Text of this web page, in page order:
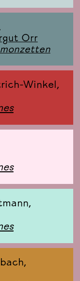
Orr
Winkel,